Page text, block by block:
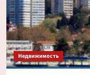
Недвижимость